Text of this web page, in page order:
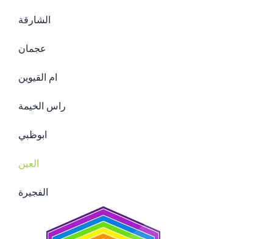
الشارقة
عجمان
ام القيوين
راس الخيمة
ابوظبي
العين
الفجيرة